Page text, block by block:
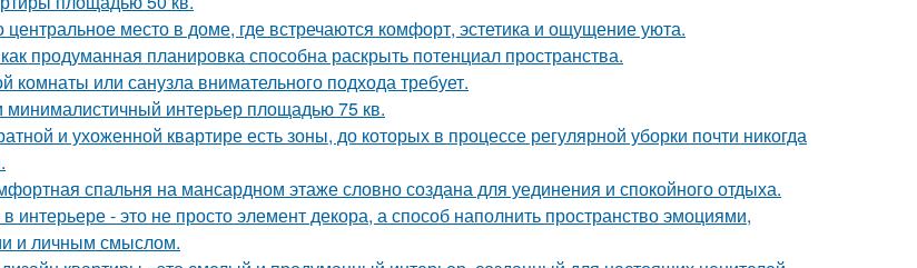
центральное место в доме, где встречаются комфорт, эстетика и ощущение уюта.
продуманная планировка способна раскрыть потенциал пространства.
комнаты или санузла внимательного подхода требует.
минималистичный интерьер площадью 75 кв.
и ухоженной квартире есть зоны, до которых в процессе регулярной уборки почти никогда
спальня на мансардном этаже словно создана для уединения и спокойного отдыха.
интерьере - это не просто элемент декора, а способ наполнить пространство эмоциями,
и личным смыслом.